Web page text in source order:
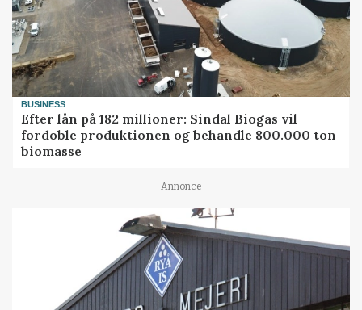
BUSINESS
Efter lån på 182 millioner: Sindal Biogas vil
fordoble produktionen og behandle 800.000 ton
biomasse
Annonce